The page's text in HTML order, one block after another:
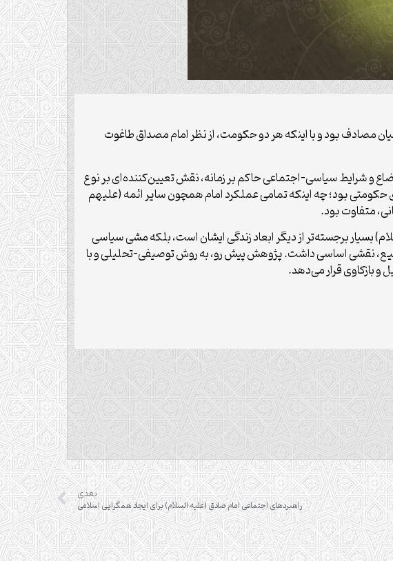
مصادف بود و با اینکه هر دو حکومت، از نظر امام مصداق طاغوت
و شرایط سیاسی-اجتماعی حاکم بر زمانه، نقش تعیین‌کننده‌ای بر نوع
بود؛ چه اینکه تمامی عملکرد امام همچون سایر ائمه (علیهم
متفاوت بود.
بسیار برجسته‌تر از دیگر ابعاد زندگی ایشان است، بلکه مشی سیاسی
نقشی اساسی داشت. پژوهش پیش رو، به روش توصیفی-تحلیلی و با
و بازکاوی قرار می‌دهد.
بعدی
راهبردهای اجتماعی امام صادق (علیه السلام) برای ایجاد همگرایی اسلامی